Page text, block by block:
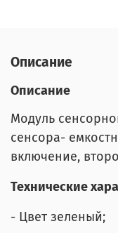
Описание
Описание
Модуль
сенсора-
включение,
Технические
- Цвет зеленый;